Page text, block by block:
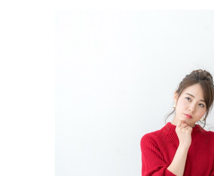
美容のプロが最適なコスメを
市販のコスメ、色選びで迷
香りとテクノロジーでストレ
ONE（コードミーワン）」
ともかく自分にあるコス